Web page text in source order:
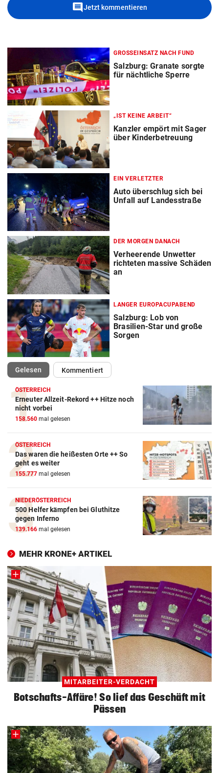
commentJetzt kommentieren
GROSSEINSATZ NACH FUND
Salzburg: Granate sorgte
für nächtliche Sperre
„IST KEINE ARBEIT“
Kanzler empört mit Sager
über Kinderbetreuung
EIN VERLETZTER
Auto überschlug sich bei
Unfall auf Landesstraße
DER MORGEN DANACH
Verheerende Unwetter
richteten massive Schäden
an
LANGER EUROPACUPABEND
Salzburg: Lob von
Brasilien-Star und große
Sorgen
Gelesen(ausgewählt)Kommentiert
ÖSTERREICH
Erneuter Allzeit-Rekord ++ Hitze noch
nicht vorbei
158.560 mal gelesen
ÖSTERREICH
Das waren die heißesten Orte ++ So
geht es weiter
155.777 mal gelesen
NIEDERÖSTERREICH
500 Helfer kämpfen bei Gluthitze
gegen Inferno
139.166 mal gelesen
MEHR KRONE+ ARTIKEL
MITARBEITER-VERDACHT
Botschafts-Affäre! So lief das Geschäft mit
Pässen